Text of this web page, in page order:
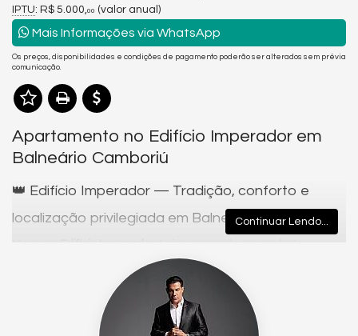
IPTU: R$ 5.000, 00 (valor anual)
Mais Informações via WhatsApp
Os preços, disponibilidades e condições de pagamento poderão ser alterados sem prévia
comunicação.
Apartamento no Edifício Imperador em
Balneário Camboriú
👑 Edifício Imperador — Tradição, conforto e
localização privilegiada em Balneário Camboriú
praticidade e a essência de Balneário Camboriú. Localizado
em uma das regiões mais valorizadas e centrais da cidade, o
Imperador combina a solidez de uma construção tradicional
com o charme e o bem-estar que tornam o dia a dia muito mais
Continuar Lendo...